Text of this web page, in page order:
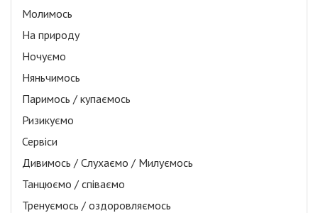
Молимось
На природу
Ночуємо
Няньчимось
Паримось / купаємось
Ризикуємо
Сервіси
Дивимось / Слухаємо / Милуємось
Танцюємо / співаємо
Тренуємось / оздоровляємось